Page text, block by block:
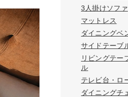
3人掛けソファ
マットレス
ダイニングベ
サイドテーブ
リビングテー
ル
テレビ台・ロ
ダイニングチ